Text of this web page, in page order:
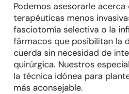
Podemos asesorarle
terapéuticas menos
fasciotomía selectiva o la
fármacos que posibilitan la
cuerda sin necesidad de
quirúrgica. Nuestros
la técnica idónea para
más aconsejable.